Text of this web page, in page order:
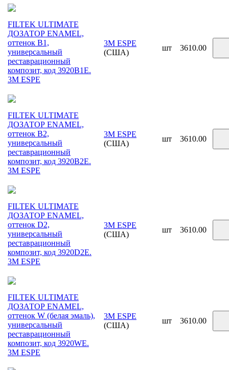
FILTEK ULTIMATE
ДОЗАТОР ENAMEL,
оттенок B1,
универсальный
реставрационный
композит, код 3920B1E.
3М ESPE
3M ESPE
(США)
шт 3610.00
FILTEK ULTIMATE
ДОЗАТОР ENAMEL,
оттенок B2,
универсальный
реставрационный
композит, код 3920B2E.
3М ESPE
3M ESPE
(США)
шт 3610.00
FILTEK ULTIMATE
ДОЗАТОР ENAMEL,
оттенок D2,
универсальный
реставрационный
композит, код 3920D2E.
3М ESPE
3M ESPE
(США)
шт 3610.00
FILTEK ULTIMATE
ДОЗАТОР ENAMEL,
оттенок W (белая эмаль),
универсальный
реставрационный
композит, код 3920WE.
3М ESPE
3M ESPE
(США)
шт 3610.00